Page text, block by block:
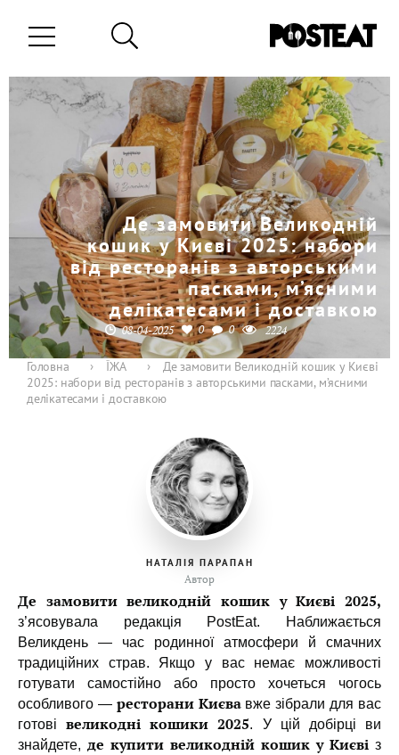
Де замовити Великодній
кошик у Києві 2025: набори
від ресторанів з авторськими
пасками, м’ясними
делікатесами і доставкою
08-04-2025 0 0 2224
Головна › ЇЖА ›
Де замовити Великодній кошик у Києві
2025: набори від ресторанів з авторськими пасками, м’ясними
делікатесами і доставкою
НАТАЛІЯ ПАРАПАН
Автор
Де замовити великодній кошик у Києві 2025,
з’ясовувала редакція PostEat. Наближається
Великдень — час родинної атмосфери й смачних
традиційних страв. Якщо у вас немає можливості
готувати самостійно або просто хочеться чогось
особливого — ресторани Києвавже зібрали для вас
готовівеликодні кошики 2025. У цій добірці ви
знайдете, де купити великодній кошик у Києві з